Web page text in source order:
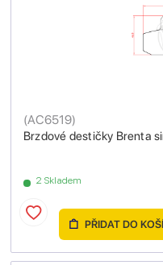
Brzdové destičky Brenta
(AC6519)
2 Skladem
PŘIDAT DO